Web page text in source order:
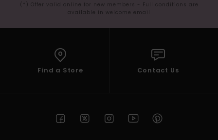
(*) Offer valid online for new members - Full conditions are
available in welcome email
Find a Store Contact Us